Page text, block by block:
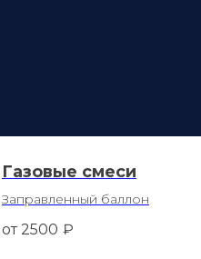
Газовые смеси
Заправленный баллон
от 2500 ₽